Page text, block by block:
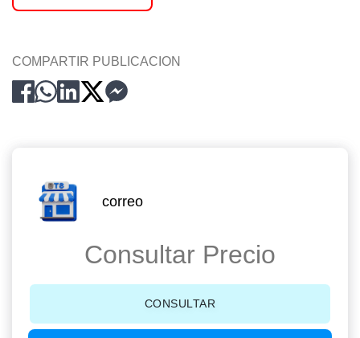
COMPARTIR PUBLICACION
correo
Consultar Precio
CONSULTAR